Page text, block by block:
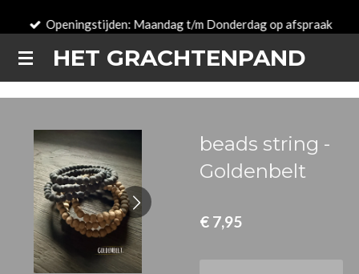
naar
de
HET GRACHTENPAND
Openingstijden: Maandag t/m Donderdag op afspraak
beads string -
Goldenbelt
€ 7,95